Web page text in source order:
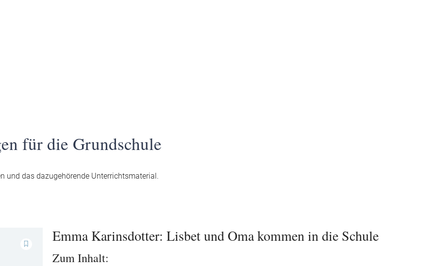
für die Grundschule
und das dazugehörende Unterrichtsmaterial.
Emma Karinsdotter: Lisbet und Oma kommen in die Schule
Zum Inhalt: